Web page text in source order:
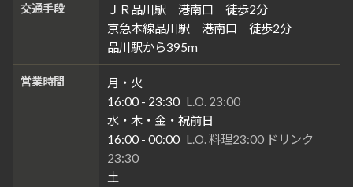
交通手段
ＪＲ品川駅 港南口 徒歩2分
京急本線品川駅 港南口 徒歩2分
品川駅から395m
営業時間
月・火
16:00 - 23:30 L.O. 23:00
水・木・金・祝前日
16:00 - 00:00 L.O. 料理23:00 ドリンク
23:30
土